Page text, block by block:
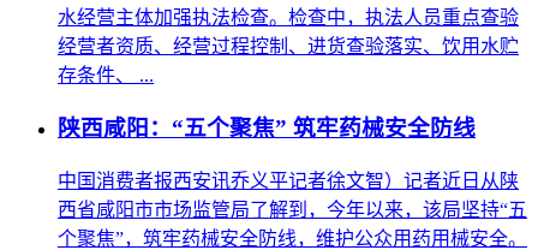
水经营主体加强执法检查。检查中，执法人员重点查验
经营者资质、经营过程控制、进货查验落实、饮用水贮
存条件、 ...
陕西咸阳：“五个聚焦” 筑牢药械安全防线
中国消费者报西安讯乔义平记者徐文智）记者近日从陕
西省咸阳市市场监管局了解到，今年以来，该局坚持“五
个聚焦”，筑牢药械安全防线，维护公众用药用械安全。